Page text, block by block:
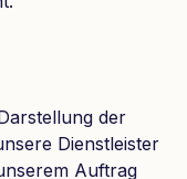
der
Dienstleister
Auftrag